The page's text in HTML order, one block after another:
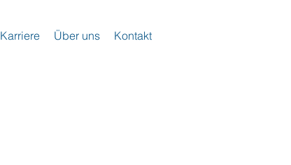
Karriere Über uns Kontakt